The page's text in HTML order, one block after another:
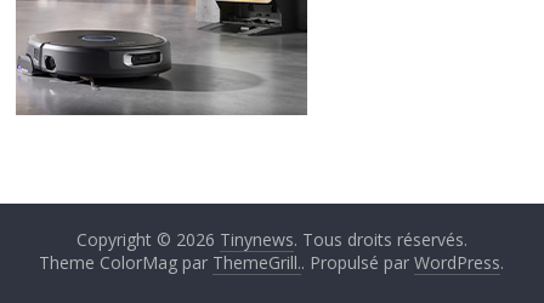
Copyright © 2026 Tinynews. Tous droits réservés.
Theme ColorMag par ThemeGrill.. Propulsé parWordPress.